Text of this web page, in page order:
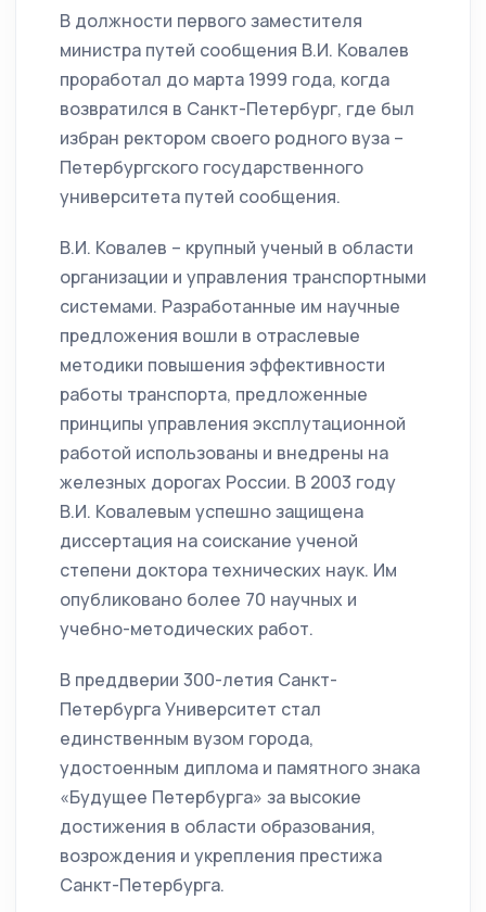
В должности первого заместителя
министра путей сообщения В.И. Ковалев
проработал до марта 1999 года, когда
возвратился в Санкт-Петербург, где был
избран ректором своего родного вуза –
Петербургского государственного
университета путей сообщения.
В.И. Ковалев – крупный ученый в области
организации и управления транспортными
системами. Разработанные им научные
предложения вошли в отраслевые
методики повышения эффективности
работы транспорта, предложенные
принципы управления эксплутационной
работой использованы и внедрены на
железных дорогах России. В 2003 году
В.И. Ковалевым успешно защищена
диссертация на соискание ученой
степени доктора технических наук. Им
опубликовано более 70 научных и
учебно-методических работ.
В преддверии 300-летия Санкт-
Петербурга Университет стал
единственным вузом города,
удостоенным диплома и памятного знака
«Будущее Петербурга» за высокие
достижения в области образования,
возрождения и укрепления престижа
Санкт-Петербурга.